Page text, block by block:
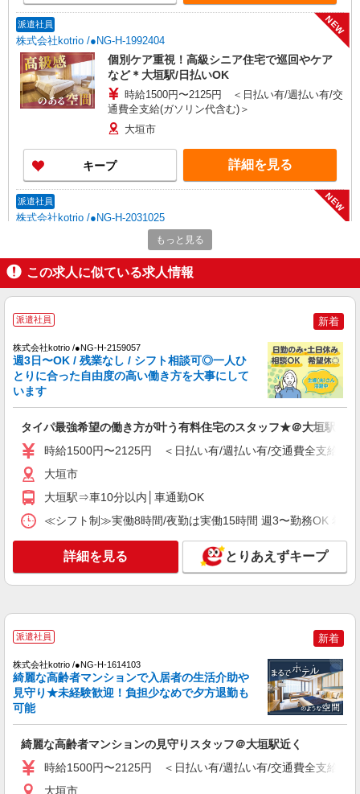
派遣社員
株式会社kotrio /●NG-H-1992404
NEW
個別ケア重視！高級シニア住宅で巡回やケア
など＊大垣駅/日払いOK
時給1500円〜2125円 ＜日払い有/週払い有/交
通費全支給(ガソリン代含む)＞
大垣市
キープ 詳細を見る
派遣社員
株式会社kotrio /●NG-H-2031025
NEW
大垣駅＊年齢不問◎未経験から安定した業界
へ＊サ高住
時給1500円〜2125円 ＜日払い有/週払い有/交
通費全支給(ガソリン代含む)＞
キープ 詳細を見る
派遣社員
株式会社kotrio /●NG-H-2029828
NEW
叶う高時給の有料住宅
時給1500円〜2125円 ＜日払い有/週払い有/交
キープ 詳細を見る
株式会社kotrio /●NG-H-2030058
NEW
大垣市
キープ 詳細を見る
株式会社kotrio /●NG-H-2159211
NEW
大垣駅チカ★グループホームで夜勤専従★日
もっと見る
この求人に似ている求人情報
派遣社員 新着
株式会社kotrio /●NG-H-2159057
週3日〜OK / 残業なし / シフト相談可◎一人ひ
とりに合った自由度の高い働き方を大事にして
います
タイパ最強希望の働き方が叶う有料住宅のスタッフ★＠大垣駅
時給1500円〜2125円 ＜日払い有/週払い有/交通費全支給(ガ
大垣市
大垣駅⇒車10分以内│車通勤OK
≪シフト制≫実働8時間/夜勤は実働15時間 週3〜勤務OK 希
詳細を見る とりあえずキープ
派遣社員 新着
株式会社kotrio /●NG-H-1614103
綺麗な高齢者マンションで入居者の生活介助や
見守り★未経験歓迎！負担少なめで夕方退勤も
可能
綺麗な高齢者マンションの見守りスタッフ＠大垣駅近く
時給1500円〜2125円 ＜日払い有/週払い有/交通費全支給(ガ
大垣市